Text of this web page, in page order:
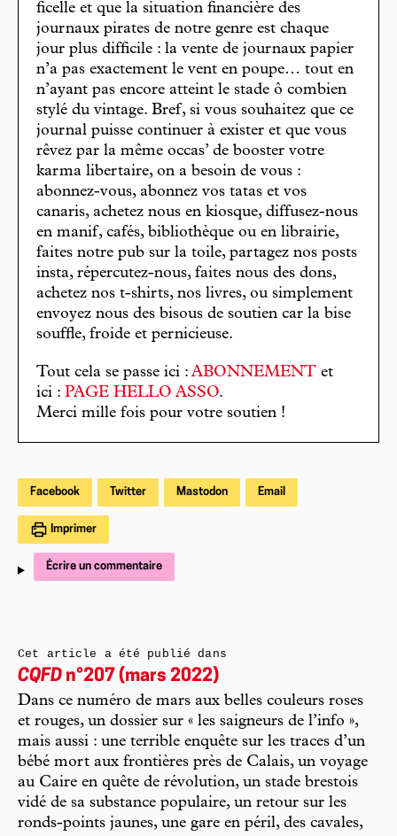
ficelle et que la situation financière des
journaux pirates de notre genre est chaque
jour plus difficile : la vente de journaux papier
n’a pas exactement le vent en poupe… tout en
n’ayant pas encore atteint le stade ô combien
stylé du vintage. Bref, si vous souhaitez que ce
journal puisse continuer à exister et que vous
rêvez par la même occas’ de booster votre
karma libertaire, on a besoin de vous :
abonnez-vous, abonnez vos tatas et vos
canaris, achetez nous en kiosque, diffusez-nous
en manif, cafés, bibliothèque ou en librairie,
faites notre pub sur la toile, partagez nos posts
insta, répercutez-nous, faites nous des dons,
achetez nos t-shirts, nos livres, ou simplement
envoyez nous des bisous de soutien car la bise
souffle, froide et pernicieuse.
Tout cela se passe ici : ABONNEMENT et
ici : PAGE HELLO ASSO.
Merci mille fois pour votre soutien !
Facebook Twitter Mastodon Email
Imprimer
Écrire un commentaire
Cet article a été publié dans
CQFD n°207 (mars 2022)
Dans ce numéro de mars aux belles couleurs roses
et rouges, un dossier sur « les saigneurs de l’info »,
mais aussi : une terrible enquête sur les traces d’un
bébé mort aux frontières près de Calais, un voyage
au Caire en quête de révolution, un stade brestois
vidé de sa substance populaire, un retour sur les
ronds-points jaunes, une gare en péril, des cavales,